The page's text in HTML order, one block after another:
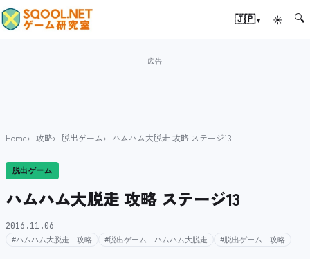
🇯🇵▾ ☀ 🔍
Home 攻略 脱出ゲーム ハムハム大脱走 攻略 ステージ13
脱出ゲーム
ハムハム大脱走 攻略 ステージ13
2016.11.06
#ハムハム大脱走 攻略 #脱出ゲーム ハムハム大脱走 #脱出ゲーム 攻略